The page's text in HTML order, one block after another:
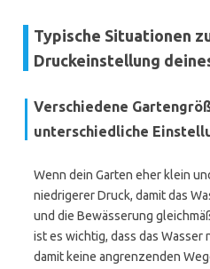
Typische Situationen
Druckeinstellung
Verschiedene
unterschiedliche
Wenn dein Garten eher klein
niedrigerer Druck, damit das
und die Bewässerung
ist es wichtig, dass das Wasser
damit keine angrenzenden